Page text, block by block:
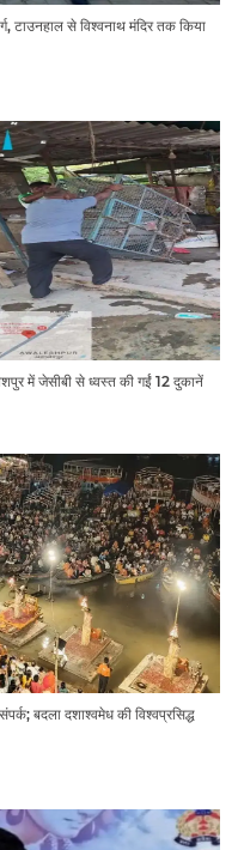
टाउनहाल से विश्वनाथ मंदिर तक किया
में जेसीबी से ध्वस्त की गईं 12 दुकानें
बदला दशाश्वमेध की विश्वप्रसिद्ध